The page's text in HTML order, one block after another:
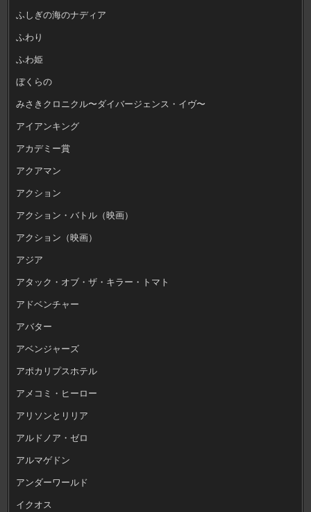
ふしぎの海のナディア
ふわり
ふわ姫
ぼくらの
みさきクロニクル〜ダイバージェンス・イヴ〜
アイアンキング
アカデミー賞
アクアマン
アクション
アクション・バトル（映画）
アクション（映画）
アジア
アタック・オブ・ザ・キラー・トマト
アドベンチャー
アバター
アベンジャーズ
アポカリプスホテル
アメコミ・ヒーロー
アリソンとリリア
アルドノア・ゼロ
アルマゲドン
アンダーワールド
イクオス